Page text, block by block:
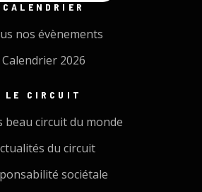
CALENDRIER
nos évènements
Calendrier 2026
LE CIRCUIT
beau circuit du monde
du circuit
sociétale